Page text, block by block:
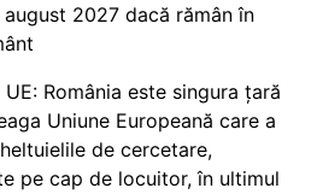
august 2027 dacă rămân în
România este singura țară
Uniune Europeană care a
de cercetare,
pe cap de locuitor, în ultimul